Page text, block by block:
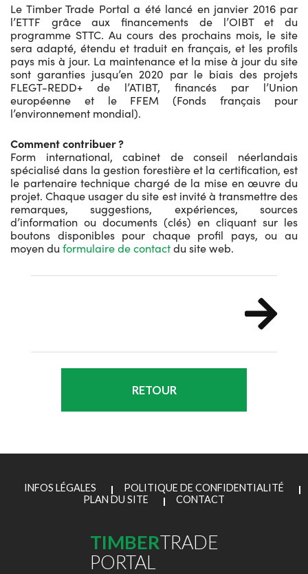
Le Timber Trade Portal a été lancé en janvier 2016 par
l’ETTF grâce aux financements de l’OIBT et du
programme STTC. Au cours des prochains mois, le site
sera adapté, étendu et traduit en français, et les profils
pays mis à jour. La maintenance et la mise à jour du site
sont garanties jusqu’en 2020 par le biais des projets
FLEGT-REDD+ de l’ATIBT, financés par l’Union
européenne et le FFEM (Fonds français pour
l’environnement mondial).
Comment contribuer ?
Form international, cabinet de conseil néerlandais
spécialisé dans la gestion forestière et la certification, est
le partenaire technique chargé de la mise en œuvre du
projet. Chaque usager du site est invité à transmettre des
remarques, suggestions, expériences, sources
d’information ou documents (clés) en cliquant sur les
boutons disponibles pour chaque profil pays, ou au
moyen du formulaire de contactdu site web.
RETOUR
INFOS LÉGALES
POLITIQUE DE CONFIDENTIALITÉ
PLAN DU SITE
CONTACT
TIMBERTRADE
PORTAL